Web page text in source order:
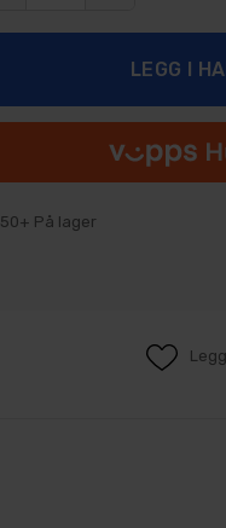
50+ På lager